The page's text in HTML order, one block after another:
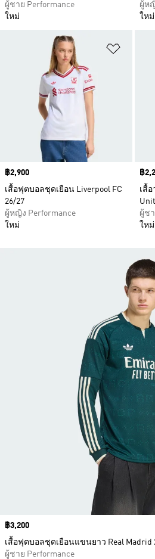
ผู้ชาย Performance
ใหม่
ผู้ห
ใหม่
เพิ่มไ
Price
฿2,900
เสื้อฟุตบอลชุดเยือน Liverpool FC
26/27
ผู้หญิง Performance
ใหม่
฿
เสื้
ผู้ช
ใหม่
Price
฿3,200
เสื้อฟุตบอลชุดเยือนแขนยาว Real Madrid
ผู้ชาย Performance